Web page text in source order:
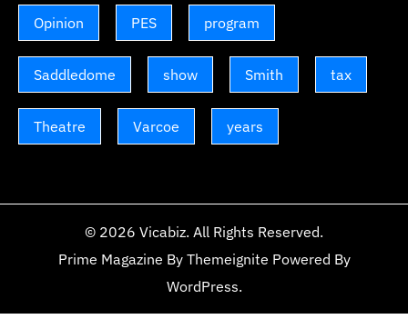
Opinion PES program
Saddledome show Smith tax
Theatre Varcoe years
© 2026 Vicabiz. All Rights Reserved.
Prime Magazine By Themeignite Powered By
WordPress.